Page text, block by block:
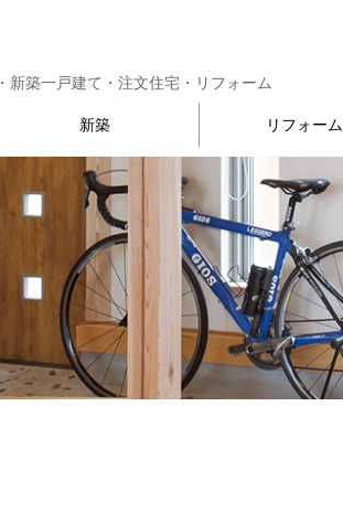
新築一戸建て・注文住宅・リフォーム
新築 リフォーム